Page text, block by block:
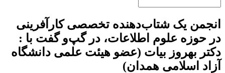
انجمن یک شتاب‌دهنده تخصصی کارآفرینی
در حوزه علوم اطلاعات، در گپ‌و گفت با :
دکتر بهروز بیات (عضو هیئت علمی دانشگاه
آزاد اسلامی همدان)